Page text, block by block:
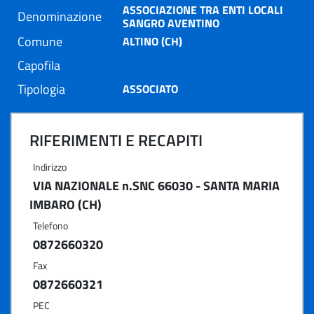
Denominazione ASSOCIAZIONE TRA ENTI LOCALI
SANGRO AVENTINO
Comune ALTINO (CH)
Capofila
Tipologia
ASSOCIATO
RIFERIMENTI E RECAPITI
Indirizzo
VIA NAZIONALE n.SNC 66030 - SANTA MARIA
IMBARO (CH)
Telefono
0872660320
Fax
0872660321
PEC